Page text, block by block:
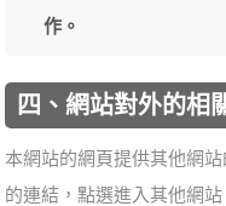
作。
四、網站對外的相
本網站的網頁提供其他網
的連結，點選進入其他網